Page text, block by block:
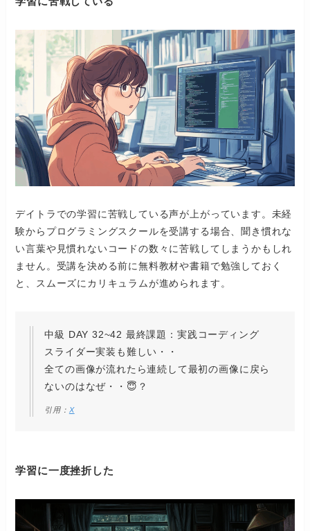
デイトラでの学習に苦戦している声が上がっています。未経
験からプログラミングスクールを受講する場合、聞き慣れな
い言葉や見慣れないコードの数々に苦戦してしまうかもしれ
ません。受講を決める前に無料教材や書籍で勉強しておく
と、スムーズにカリキュラムが進められます。
中級 DAY 32~42 最終課題：実践コーディング
スライダー実装も難しい・・
全ての画像が流れたら連続して最初の画像に戻ら
ないのはなぜ・・😇？
引用： X
学習に一度挫折した